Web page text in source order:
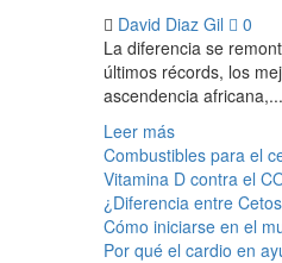
David Diaz Gil
0
La diferencia se
últimos récords, los
ascendencia africana,...
Leer más
Combustibles para el
Vitamina D contra el
¿Diferencia entre
Cómo iniciarse en el
Por qué el cardio en